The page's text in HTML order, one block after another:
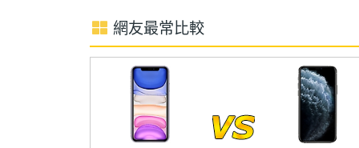
SIM 卡插針
主相機LED補光
燈
主相機自動對焦
主相機光學防手
Yes
網友最常比較